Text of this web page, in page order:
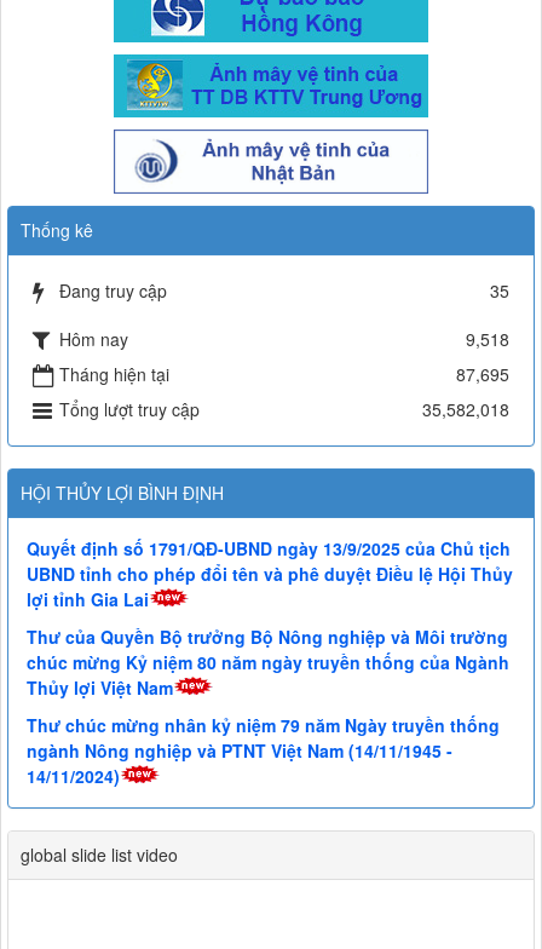
Thống kê
Đang truy cập
35
Hôm nay
9,518
Tháng hiện tại
87,695
Tổng lượt truy cập
35,582,018
HỘI THỦY LỢI BÌNH ĐỊNH
Quyết định số 1791/QĐ-UBND ngày 13/9/2025 của Chủ tịch
UBND tỉnh cho phép đổi tên và phê duyệt Điều lệ Hội Thủy
lợi tỉnh Gia Lai
Thư của Quyền Bộ trưởng Bộ Nông nghiệp và Môi trường
chúc mừng Kỷ niệm 80 năm ngày truyền thống của Ngành
Thủy lợi Việt Nam
Thư chúc mừng nhân kỷ niệm 79 năm Ngày truyền thống
ngành Nông nghiệp và PTNT Việt Nam (14/11/1945 -
14/11/2024)
global slide list video